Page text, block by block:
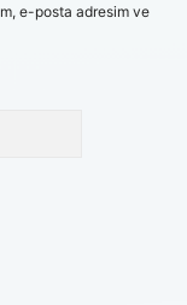
e-posta adresim ve